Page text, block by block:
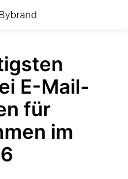
Bybrand
E-Mail-
für
im